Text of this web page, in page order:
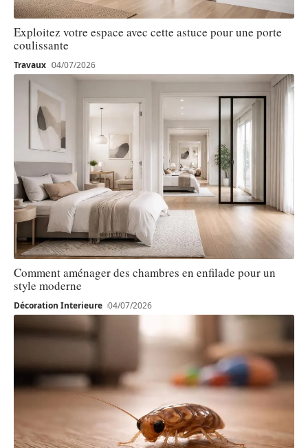
Exploitez votre espace avec cette astuce pour une porte
coulissante
Travaux 04/07/2026
Comment aménager des chambres en enfilade pour un
style moderne
Décoration Interieure 04/07/2026